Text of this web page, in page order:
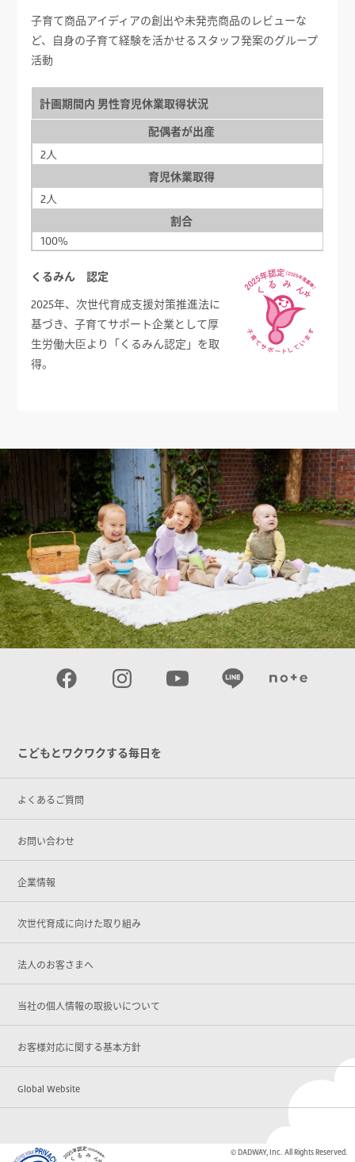
子育て商品アイディアの創出や未発売商品のレビューな
ど、自身の子育て経験を活かせるスタッフ発案のグループ
活動
計画期間内 男性育児休業取得状況
配偶者が出産
2人
育児休業取得
2人
割合
100%
くるみん 認定
2025年、次世代育成支援対策推進法に
基づき、子育てサポート企業として厚
生労働大臣より「くるみん認定」を取
得。
こどもとワクワクする毎日を
よくあるご質問
お問い合わせ
企業情報
次世代育成に向けた取り組み
法人のお客さまへ
当社の個人情報の取扱いについて
お客様対応に関する基本方針
Global Website
© DADWAY, Inc. All Rights Reserved.